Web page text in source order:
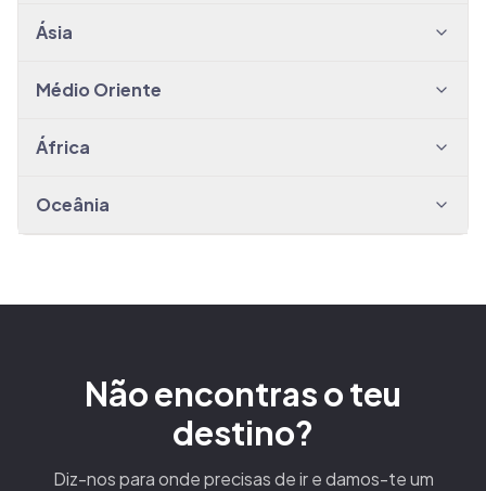
Ásia
Médio Oriente
África
Oceânia
Não encontras o teu
destino?
Diz-nos para onde precisas de ir e damos-te um